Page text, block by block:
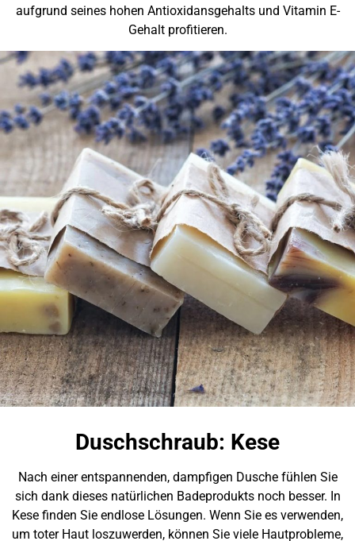
aufgrund seines hohen Antioxidansgehalts und Vitamin E-
Gehalt profitieren.
Duschschraub: Kese
Nach einer entspannenden, dampfigen Dusche fühlen Sie
sich dank dieses natürlichen Badeprodukts noch besser. In
Kese finden Sie endlose Lösungen. Wenn Sie es verwenden,
um toter Haut loszuwerden, können Sie viele Hautprobleme,